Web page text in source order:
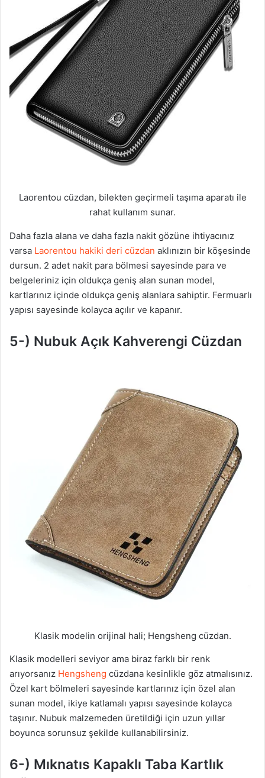
Laorentou cüzdan, bilekten geçirmeli taşıma aparatı ile
rahat kullanım sunar.
Daha fazla alana ve daha fazla nakit gözüne ihtiyacınız
varsa Laorentou hakiki deri cüzdan aklınızın bir köşesinde
dursun. 2 adet nakit para bölmesi sayesinde para ve
belgeleriniz için oldukça geniş alan sunan model,
kartlarınız içinde oldukça geniş alanlara sahiptir. Fermuarlı
yapısı sayesinde kolayca açılır ve kapanır.
5-) Nubuk Açık Kahverengi Cüzdan
Klasik modelin orijinal hali; Hengsheng cüzdan.
Klasik modelleri seviyor ama biraz farklı bir renk
arıyorsanız Hengsheng cüzdana kesinlikle göz atmalısınız.
Özel kart bölmeleri sayesinde kartlarınız için özel alan
sunan model, ikiye katlamalı yapısı sayesinde kolayca
taşınır. Nubuk malzemeden üretildiği için uzun yıllar
boyunca sorunsuz şekilde kullanabilirsiniz.
6-) Mıknatıs Kapaklı Taba Kartlık